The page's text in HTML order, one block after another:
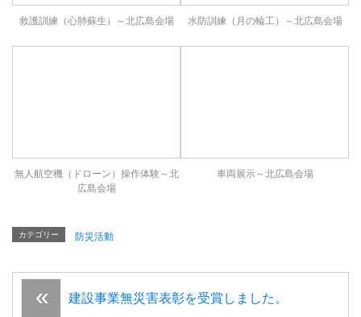
救護訓練（心肺蘇生）～北広島会場 水防訓練（月の輪工）～北広島会場
無人航空機（ドローン）操作体験～北
広島会場
車両展示～北広島会場
カテゴリー 防災活動
建設事業無災害表彰を受賞しました。